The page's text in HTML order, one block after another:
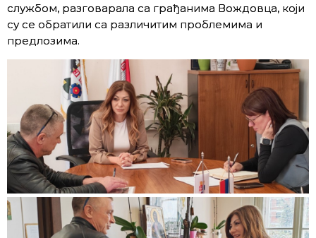
службом, разговарала са грађанима Вождовца, који
су се обратили са различитим проблемима и
предлозима.